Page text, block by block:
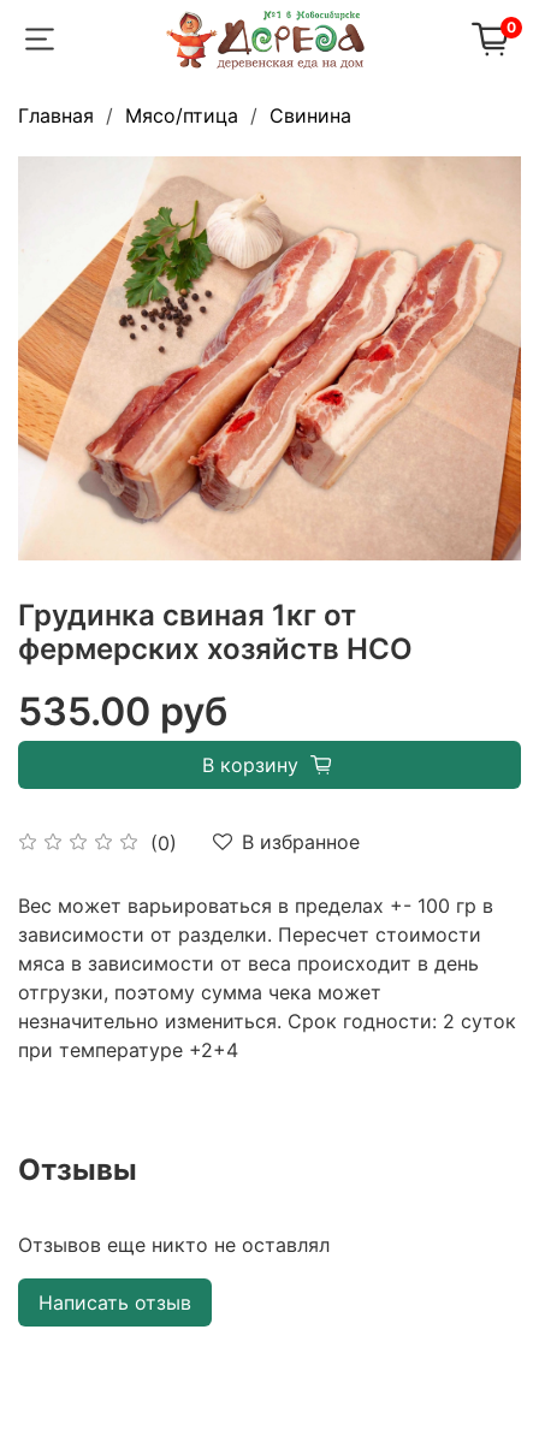
0
Главная Мясо/птица Свинина
Грудинка свиная 1кг от
фермерских хозяйств НСО
(0) В избранное
535.00 руб
В корзину
Вес может варьироваться в пределах +- 100 гр в
зависимости от разделки. Пересчет стоимости
мяса в зависимости от веса происходит в день
отгрузки, поэтому сумма чека может
незначительно измениться. Срок годности: 2 суток
при температуре +2+4
Отзывы
Отзывов еще никто не оставлял
Написать отзыв